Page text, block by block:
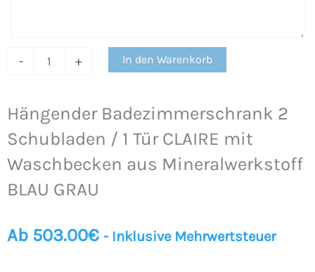
Hängender Badezimmerschrank 2
Schubladen / 1 Tür CLAIRE mit
Waschbecken aus Mineralwerkstoff
BLAU GRAU
Ab 503.00€ - Inklusive Mehrwertsteuer
- + In den Warenkorb